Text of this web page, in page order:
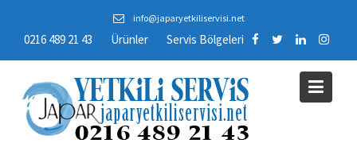
content
info@japaryetkiliservisi.net
0216 489 21 43 Ürünler Servis Bölgeleri